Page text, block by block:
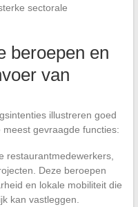
sectorale
beroepen en
van
illustreren goed
gevraagde functies:
restaurantmedewerkers,
Deze beroepen
en lokale mobiliteit die
kan vastleggen.